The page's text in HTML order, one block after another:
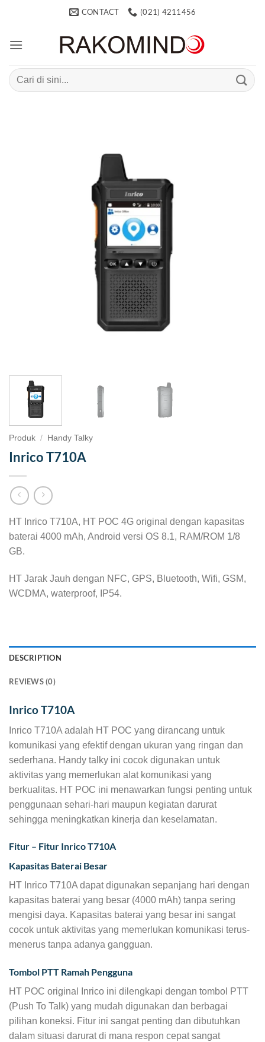
CONTACT (021) 4211456
Search
for:
Produk / Handy Talky
Inrico T710A
HT Inrico T710A, HT POC 4G original dengan kapasitas
baterai 4000 mAh, Android versi OS 8.1, RAM/ROM 1/8
GB.
HT Jarak Jauh dengan NFC, GPS, Bluetooth, Wifi, GSM,
WCDMA, waterproof, IP54.
DESCRIPTION
REVIEWS (0)
Inrico T710A
Inrico T710A adalah HT POC yang dirancang untuk
komunikasi yang efektif dengan ukuran yang ringan dan
sederhana. Handy talky ini cocok digunakan untuk
aktivitas yang memerlukan alat komunikasi yang
berkualitas. HT POC ini menawarkan fungsi penting untuk
penggunaan sehari-hari maupun kegiatan darurat
sehingga meningkatkan kinerja dan keselamatan.
Fitur – Fitur Inrico T710A
Kapasitas Baterai Besar
HT Inrico T710A dapat digunakan sepanjang hari dengan
kapasitas baterai yang besar (4000 mAh) tanpa sering
mengisi daya. Kapasitas baterai yang besar ini sangat
cocok untuk aktivitas yang memerlukan komunikasi terus-
menerus tanpa adanya gangguan.
Tombol PTT Ramah Pengguna
HT POC original Inrico ini dilengkapi dengan tombol PTT
(Push To Talk) yang mudah digunakan dan berbagai
pilihan koneksi. Fitur ini sangat penting dan dibutuhkan
dalam situasi darurat di mana respon cepat sangat